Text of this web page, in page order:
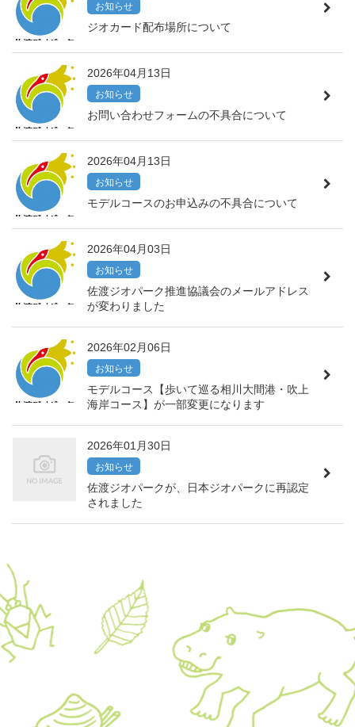
お知らせ
ジオカード配布場所について
2026年04月13日
お知らせ
お問い合わせフォームの不具合について
2026年04月13日
お知らせ
モデルコースのお申込みの不具合について
2026年04月03日
お知らせ
佐渡ジオパーク推進協議会のメールアドレス
が変わりました
2026年02月06日
お知らせ
モデルコース【歩いて巡る相川大間港・吹上
海岸コース】が一部変更になります
2026年01月30日
お知らせ
佐渡ジオパークが、日本ジオパークに再認定
されました